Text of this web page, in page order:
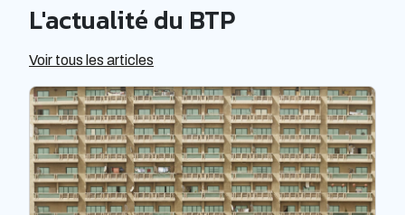
L'actualité du BTP
Voir tous les articles